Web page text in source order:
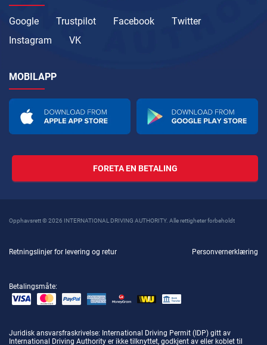
Google Trustpilot Facebook
Twitter
Instagram
VK
MOBILAPP
FORETA EN BETALING
Opphavsrett © 2026 INTERNATIONAL DRIVING AUTHORITY. Alle rettigheter forbeholdt
Retningslinjer for levering og retur Personvernerklæring
Betalingsmåte:
Juridisk ansvarsfraskrivelse: International Driving Permit (IDP) gitt av
International Driving Authority er ikke tilknyttet, godkjent av eller koblet til